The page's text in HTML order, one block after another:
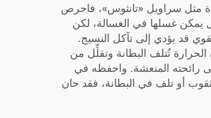
مثل سراويل «تانثوس»، فاحرص
يمكن غسلها في الغسالة، لكن
قد يؤدي إلى تآكل النسيج.
تُتلف البطانة وتقلِّل من
رائحته المنعشة. واحفظه في
أو تلف في البطانة، فقد حان